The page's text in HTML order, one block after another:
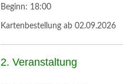
Beginn: 18:00
Kartenbestellung ab 02.09.2026
2. Veranstaltung